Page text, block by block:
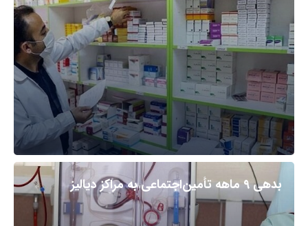
بدهی ۹ ماهه تأمین‌اجتماعی به مراکز دیالیز